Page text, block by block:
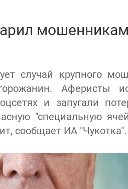
случай крупного
Аферисты
и запугали
"специальную
сообщает ИА "Чукотка".